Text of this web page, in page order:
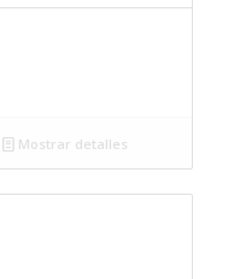
Mostrar detalles